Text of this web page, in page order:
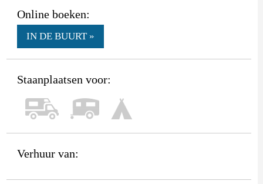
Online boeken:
IN DE BUURT »
Staanplaatsen voor:
Verhuur van: